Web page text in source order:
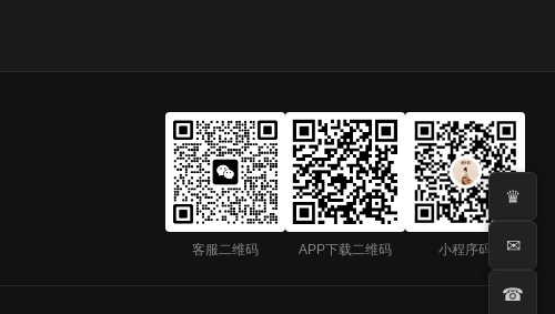
客服二维码 APP下载二维码 小程序码
♛
✉
☎